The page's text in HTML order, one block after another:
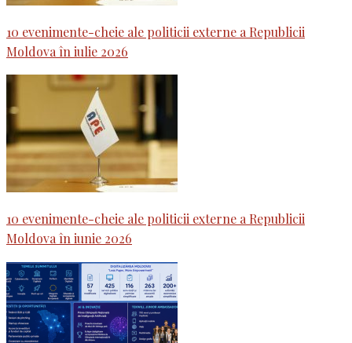
10 evenimente-cheie ale politicii externe a Republicii
Moldova în iulie 2026
10 evenimente-cheie ale politicii externe a Republicii
Moldova în iunie 2026